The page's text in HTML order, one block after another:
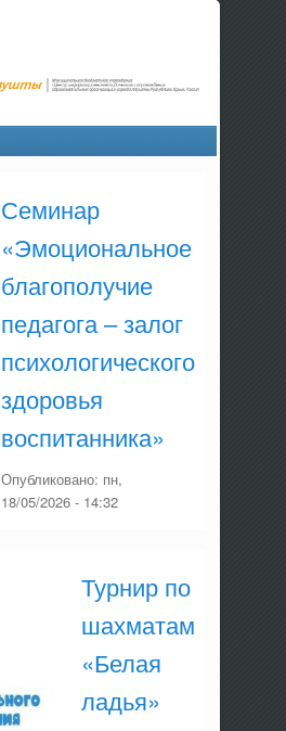
Семинар
«Эмоциональное
благополучие
педагога – залог
психологического
здоровья
воспитанника»
Опубликовано: пн,
18/05/2026 - 14:32
Турнир по
шахматам
«Белая
ладья»